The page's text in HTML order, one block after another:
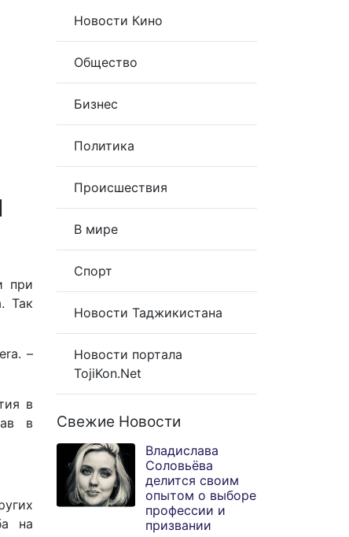
при
Так
–
в
в
на
Новости Кино
Общество
Бизнес
Политика
Происшествия
В мире
Спорт
Новости Таджикистана
Новости портала
TojiKon.Net
Свежие Новости
Владислава
Соловьёва
делится своим
опытом о выборе
профессии и
призвании